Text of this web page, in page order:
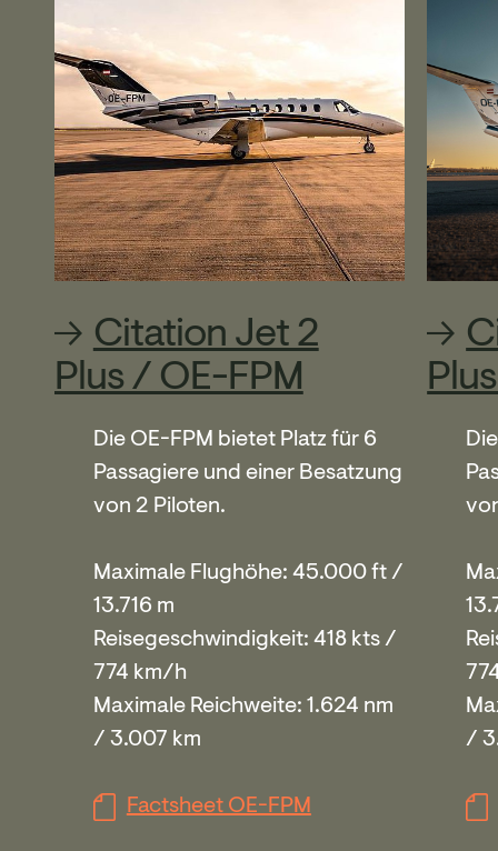
Citation Jet 2
Plus / OE-FPM
Die OE-FPM bietet Platz für 6
Passagiere und einer Besatzung
von 2 Piloten.
Maximale Flughöhe: 45.000 ft /
13.716 m
Reisegeschwindigkeit: 418 kts /
774 km/h
Maximale Reichweite: 1.624 nm
/ 3.007 km
Factsheet OE-FPM
/